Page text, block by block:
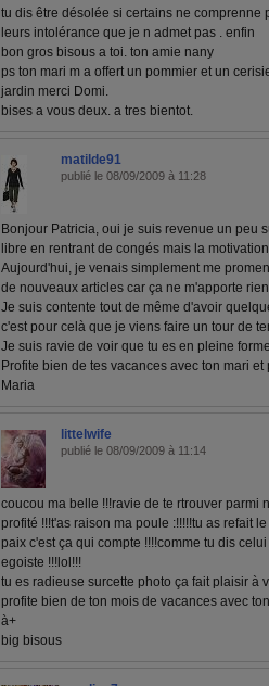
tu dis être désolée si certains ne comprenne
leurs intolérance que je n admet pas . enfin
bon gros bisous a toi. ton amie nany
ps ton mari m a offert un pommier et un
jardin merci Domi.
bises a vous deux. a tres bientot.
matilde91
publié le 08/09/2009 à 11:28
Bonjour Patricia, oui je suis revenue un peu
libre en rentrant de congés mais la
Aujourd'hui, je venais simplement me
de nouveaux articles car ça ne m'apporte
Je suis contente tout de même d'avoir
c'est pour celà que je viens faire un tour de
Je suis ravie de voir que tu es en pleine
Profite bien de tes vacances avec ton mari
Maria
littelwife
publié le 08/09/2009 à 11:14
coucou ma belle !!!ravie de te rtrouver parmi
profité !!!t'as raison ma poule :!!!!!tu as refait
paix c'est ça qui compte !!!!comme tu dis
egoiste !!!lol!!!
tu es radieuse surcette photo ça fait plaisir à
profite bien de ton mois de vacances avec
à+
big bisous